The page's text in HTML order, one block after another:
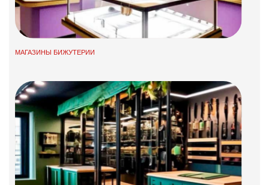
МАГАЗИНЫ БИЖУТЕРИИ